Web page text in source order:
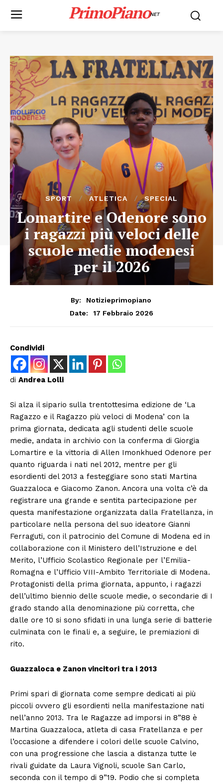
PrimoPianoNET
SPORT ATLETICA SPECIAL
Lomartire e Odenore sono
i ragazzi più veloci delle
scuole medie modenesi
per il 2026
By:
Notizieprimopiano
Date:
17 Febbraio 2026
Condividi
di Andrea Lolli
Si alza il sipario sulla trentottesima edizione de ‘La
Ragazzo e il Ragazzo più veloci di Modena’ con la
prima giornata, dedicata agli studenti delle scuole
medie, andata in archivio con la conferma di Giorgia
Lomartire e la vittoria di Allen Imonkhued Odenore per
quanto riguarda i nati nel 2012, mentre per gli
esordienti del 2013 a festeggiare sono stati Martina
Guazzaloca e Giacomo Zanon. Ancora una volta c’è da
registrare una grande e sentita partecipazione per
questa manifestazione organizzata dalla Fratellanza, in
particolare nella persona del suo ideatore Gianni
Ferraguti, con il patrocinio del Comune di Modena ed in
collaborazione con il Ministero dell’Istruzione e del
Merito, l’Ufficio Scolastico Regionale per l’Emilia-
Romagna e l’Ufficio VIII-Ambito Territoriale di Modena.
Protagonisti della prima giornata, appunto, i ragazzi
dell’ultimo biennio delle scuole medie, o secondarie di I
grado stando alla denominazione più corretta, che
dalle ore 10 si sono sfidati in una lunga serie di batterie
culminata con le finali e, a seguire, le premiazioni di
rito.
Guazzaloca e Zanon vincitori tra i 2013
Primi spari di giornata come sempre dedicati ai più
piccoli ovvero gli esordienti nella manifestazione nati
nell’anno 2013. Tra le Ragazze ad imporsi in 8”88 è
Martina Guazzaloca, atleta di casa Fratellanza e per
l’occasione a difendere i colori delle scuole Calvino,
con una progressione che lascia a distanza tutte le
rivali guidate da Laura Vignoli, scuole San Carlo,
seconda con il tempo di 9”19. Podio che si completa